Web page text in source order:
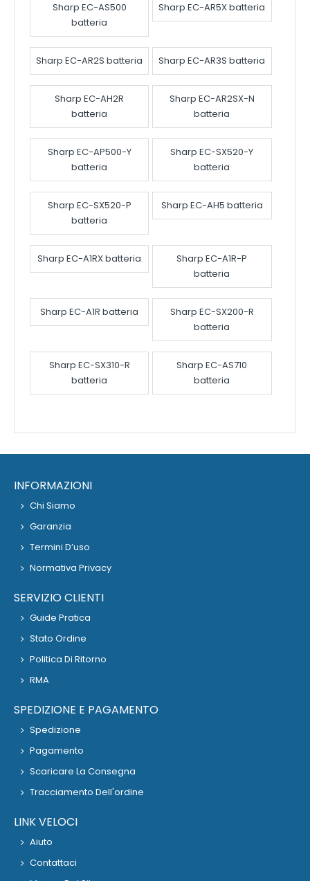
Sharp EC-AS500
batteria
Sharp EC-AR5X batteria
Sharp EC-AR2S batteria Sharp EC-AR3S batteria
Sharp EC-AH2R
batteria
Sharp EC-AR2SX-N
batteria
Sharp EC-AP500-Y
batteria
Sharp EC-SX520-Y
batteria
Sharp EC-SX520-P
batteria
Sharp EC-AH5 batteria
Sharp EC-A1RX batteria
Sharp EC-A1R-P
batteria
Sharp EC-A1R batteria
Sharp EC-SX200-R
batteria
Sharp EC-SX310-R
batteria
Sharp EC-AS710
batteria
INFORMAZIONI
Chi Siamo
Garanzia
Termini D’uso
Normativa Privacy
SERVIZIO CLIENTI
Guide Pratica
Stato Ordine
Politica Di Ritorno
RMA
SPEDIZIONE E PAGAMENTO
Spedizione
Pagamento
Scaricare La Consegna
Tracciamento Dell'ordine
LINK VELOCI
Aiuto
Contattaci